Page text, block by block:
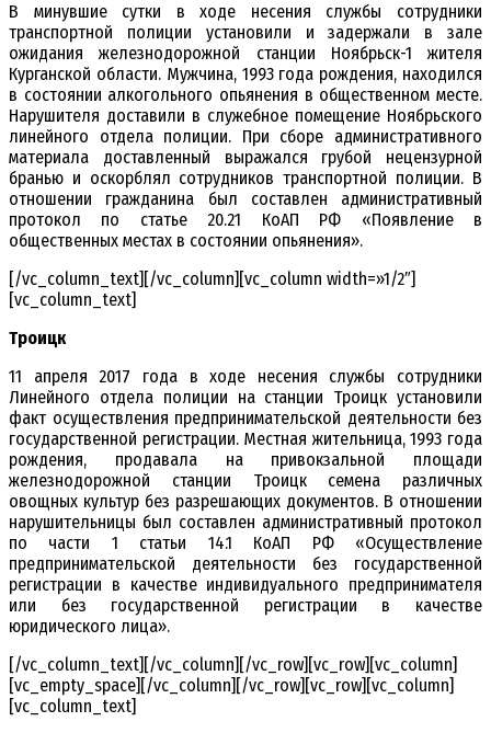
В минувшие сутки в ходе несения службы сотрудники
транспортной полиции установили и задержали в зале
ожидания железнодорожной станции Ноябрьск-1 жителя
Курганской области. Мужчина, 1993 года рождения, находился
в состоянии алкогольного опьянения в общественном месте.
Нарушителя доставили в служебное помещение Ноябрьского
линейного отдела полиции. При сборе административного
материала доставленный выражался грубой нецензурной
бранью и оскорблял сотрудников транспортной полиции. В
отношении гражданина был составлен административный
протокол по статье 20.21 КоАП РФ «Появление в
общественных местах в состоянии опьянения».
[/vc_column_text][/vc_column][vc_column width=»1/2″]
[vc_column_text]
Троицк
11 апреля 2017 года в ходе несения службы сотрудники
Линейного отдела полиции на станции Троицк установили
факт осуществления предпринимательской деятельности без
государственной регистрации. Местная жительница, 1993 года
рождения, продавала на привокзальной площади
железнодорожной станции Троицк семена различных
овощных культур без разрешающих документов. В отношении
нарушительницы был составлен административный протокол
по части 1 статьи 14.1 КоАП РФ «Осуществление
предпринимательской деятельности без государственной
регистрации в качестве индивидуального предпринимателя
или без государственной регистрации в качестве
юридического лица».
[/vc_column_text][/vc_column][/vc_row][vc_row][vc_column]
[vc_empty_space][/vc_column][/vc_row][vc_row][vc_column]
[vc_column_text]